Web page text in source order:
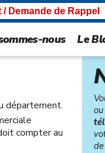
nous Le
département.
compter au
Demande de Rappel